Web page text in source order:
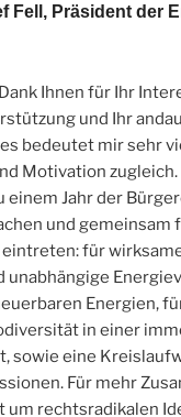
Fell, Präsident der
Ihnen für Ihr
und Ihr
bedeutet mir sehr
Motivation zugleich.
einem Jahr der
und gemeinsam
für
unabhängige
Energien,
in einer
sowie eine
Für mehr
um rechtsradikalen